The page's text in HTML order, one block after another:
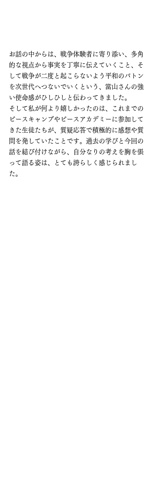
お話の中からは、戦争体験者に寄り添い、多角
的な視点から事実を丁寧に伝えていくこと、そ
して戦争が二度と起こらないよう平和のバトン
を次世代へつないでいくという、當山さんの強
い使命感がひしひしと伝わってきました。
そして私が何より嬉しかったのは、これまでの
ピースキャンプやピースアカデミーに参加して
きた生徒たちが、質疑応答で積極的に感想や質
問を発していたことです。過去の学びと今回の
話を結び付けながら、自分なりの考えを胸を張
って語る姿は、とても誇らしく感じられまし
た。